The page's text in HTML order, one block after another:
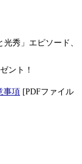
秀」エピソード、
ント！
事項 [PDFファイル